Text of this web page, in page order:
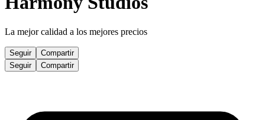
La mejor calidad a los mejores precios
Seguir
Compartir
Seguir
Compartir